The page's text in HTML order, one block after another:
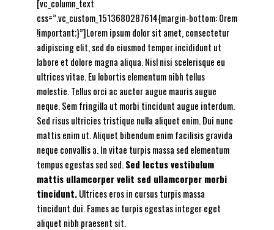
[vc_column_text
css=”.vc_custom_1513680287614{margin-bottom: 0rem
!important;}”]Lorem ipsum dolor sit amet, consectetur
adipiscing elit, sed do eiusmod tempor incididunt ut
labore et dolore magna aliqua. Nisl nisi scelerisque eu
ultrices vitae. Eu lobortis elementum nibh tellus
molestie. Tellus orci ac auctor augue mauris augue
neque. Sem fringilla ut morbi tincidunt augue interdum.
Sed risus ultricies tristique nulla aliquet enim. Dui nunc
mattis enim ut.Aliquet bibendum enim facilisis gravida
neque convallis a. In vitae turpis massa sed elementum
tempus egestas sed sed.Sed lectus vestibulum
mattis ullamcorper velit sed ullamcorper morbi
tincidunt.Ultrices eros in cursus turpis massa
tincidunt dui. Fames ac turpis egestas integer eget
aliquet nibh praesent sit.